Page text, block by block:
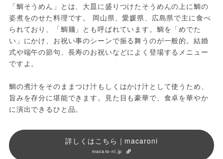
「鯛そうめん」とは、大皿に盛りつけたそうめんの上に鯛の
姿煮をのせた料理です。 岡山県、愛媛県、広島県で主に食べ
られており、「鯛麺」とも呼ばれています。鯛を「めでた
い」にかけ、お祝い事のシーンで振る舞うのが一般的。結婚
式や端午の節句、長寿のお祝いなどによく登場するメニュー
ですよ。
鯛の煮汁をそのままつけ汁もしくはかけ汁として使うため、
旨みを存分に堪能できます。見た目も豪華で、食卓を華やか
に演出できるひと品。
詳しくはこちら｜macaroni
macaro-ni.jp